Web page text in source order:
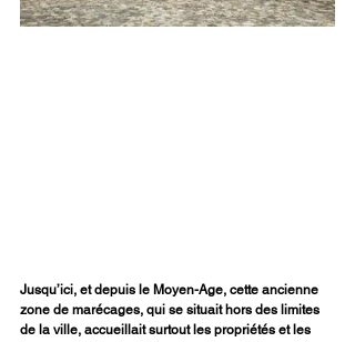
Jusqu’ici, et depuis le Moyen-Age, cette ancienne
zone de marécages, qui se situait hors des limites
de la ville, accueillait surtout les propriétés et les